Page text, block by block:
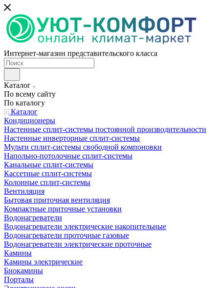
Интернет-магазин представительского класса
Каталог
По всему сайту
По каталогу
Каталог
Кондиционеры
Настенные сплит-системы постоянной производительности
Настенные инверторные сплит-системы
Мульти сплит-системы свободной компоновки
Напольно-потолочные сплит-системы
Канальные сплит-системы
Кассетные сплит-системы
Колонные сплит-системы
Вентиляция
Бытовая приточная вентиляция
Компактные приточные установки
Водонагреватели
Водонагреватели электрические накопительные
Водонагреватели проточные газовые
Водонагреватели электрические проточные
Камины
Камины электрические
Биокамины
Порталы